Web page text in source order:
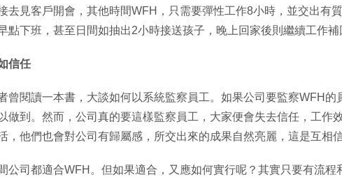
去見客戶開會，其他時間WFH，只需要彈性工作8小時，並交出有
點下班，甚至日間如抽出2小時接送孩子，晚上回家後則繼續工作
信任
曾閱讀一本書，大談如何以系統監察員工。如果公司要監察WFH
做到。然而，公司真的要這樣監察員工，大家便會失去信任，工
，他們也會對公司有歸屬感，所交出來的成果自然亮麗，這是互相
公司都適合WFH。但如果適合，又應如何實行呢？其實只要有流